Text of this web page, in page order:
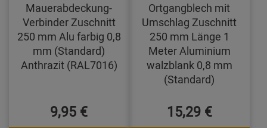
Mauerabdeckung-
Verbinder Zuschnitt
250 mm Alu farbig 0,8
mm (Standard)
Anthrazit (RAL7016)
9,95 €
Ortgangblech mit
Umschlag Zuschnitt
250 mm Länge 1
Meter Aluminium
walzblank 0,8 mm
(Standard)
15,29 €